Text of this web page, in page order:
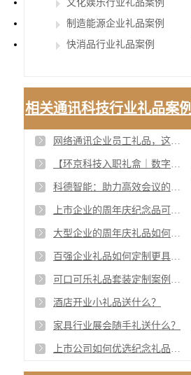
文化娱乐行业礼品案例
制造能源企业礼品案例
快消品行业礼品案例
相关通讯科技行业礼品案例
网络通讯企业员工礼品，这份定制礼盒展现企业文化与关怀
【环京科技入职礼盒｜数字时代的新人职场仪式感】
科德智能：助力高效会议的实用礼品套装
上市企业的周年庆纪念品可以怎么定制呢？
大型企业的周年庆礼品如何定制高档又实用？
百强企业礼品如何定制更具价值感
可口可乐礼品套装定制案例，高性价比，实用性强
酒店开业小礼品送什么？
家具行业展会随手礼送什么？
上市公司如何优选纪念礼品？来看滙森家具都定制了什么上市礼品？